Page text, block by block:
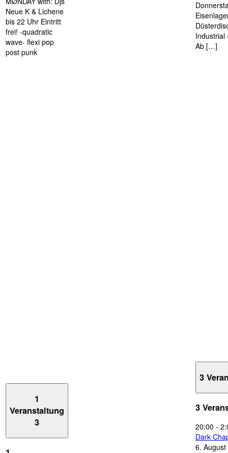
Neue K & Lichene
bis 22 Uhr Eintritt
frei! -quadratic
wave- flexi pop
post punk
Industrial
Ab […]
1
Veranstaltung
3
3
3
20:00 -
Dark
6.